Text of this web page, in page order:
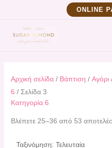
περιεχόμενο
ΟNLINE
Αρχική σελίδα/ Βάπτιση / Αγόρι
6 / Σελίδα 3
Κατηγορία 6
Βλέπετε 25–36 από 53